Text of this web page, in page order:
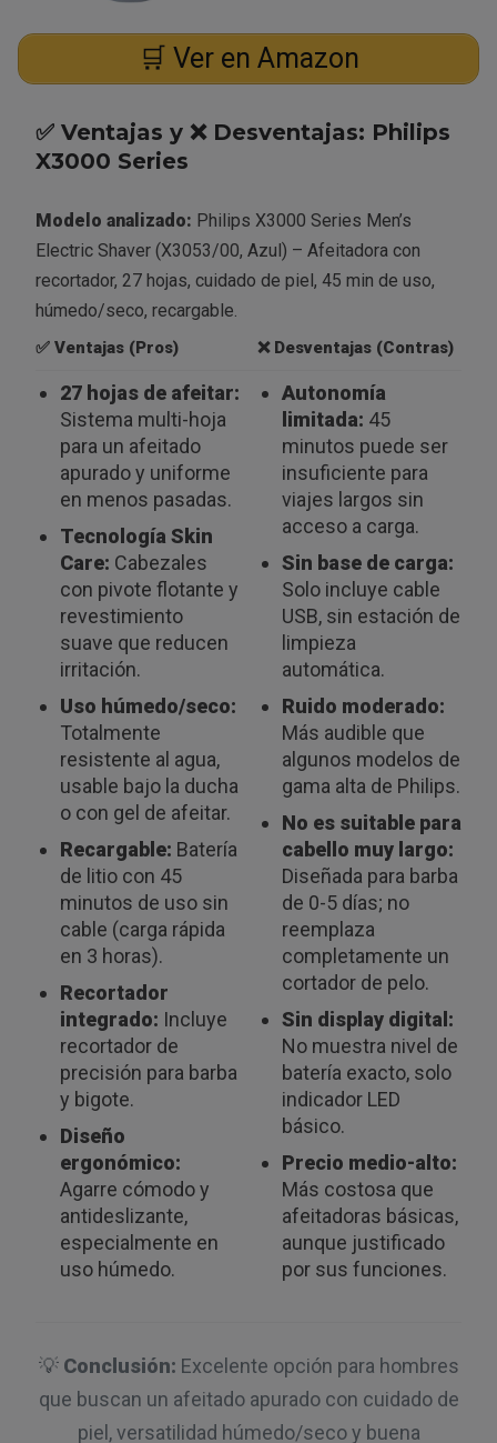
🛒 Ver en Amazon
✅ Ventajas y ❌ Desventajas: Philips
X3000 Series
Modelo analizado: Philips X3000 Series Men’s
Electric Shaver (X3053/00, Azul) – Afeitadora con
recortador, 27 hojas, cuidado de piel, 45 min de uso,
húmedo/seco, recargable.
✅ Ventajas (Pros) ❌Desventajas (Contras)
27 hojas de afeitar:
Sistema multi-hoja
para un afeitado
apurado y uniforme
en menos pasadas.
Tecnología Skin
Care: Cabezales
con pivote flotante y
revestimiento
suave que reducen
irritación.
Uso húmedo/seco:
Totalmente
resistente al agua,
usable bajo la ducha
o con gel de afeitar.
Recargable: Batería
de litio con 45
minutos de uso sin
cable (carga rápida
en 3 horas).
Recortador
integrado: Incluye
recortador de
precisión para barba
y bigote.
Diseño
ergonómico:
Agarre cómodo y
antideslizante,
especialmente en
uso húmedo.
Autonomía
limitada: 45
minutos puede ser
insuficiente para
viajes largos sin
acceso a carga.
Sin base de carga:
Solo incluye cable
USB, sin estación de
limpieza
automática.
Ruido moderado:
Más audible que
algunos modelos de
gama alta de Philips.
No es suitable para
cabello muy largo:
Diseñada para barba
de 0-5 días; no
reemplaza
completamente un
cortador de pelo.
Sin display digital:
No muestra nivel de
batería exacto, solo
indicador LED
básico.
Precio medio-alto:
Más costosa que
afeitadoras básicas,
aunque justificado
por sus funciones.
💡 Conclusión: Excelente opción para hombres
que buscan un afeitado apurado con cuidado de
piel, versatilidad húmedo/seco y buena